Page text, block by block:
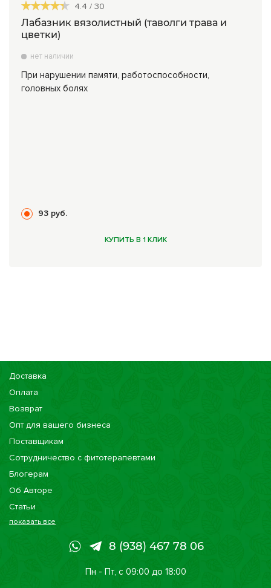
4.4 / 30
Лабазник вязолистный (таволги трава и
цветки)
нет наличии
При нарушении памяти, работоспособности,
головных болях
93 руб.
КУПИТЬ В 1 КЛИК
Доставка
Оплата
Возврат
Опт для вашего бизнеса
Поставщикам
Сотрудничество с фитотерапевтами
Блогерам
Об Авторе
Статьи
Консультации
Наши магазины
показать все
8 (938) 467 78 06
Пн - Пт, с 09:00 до 18:00